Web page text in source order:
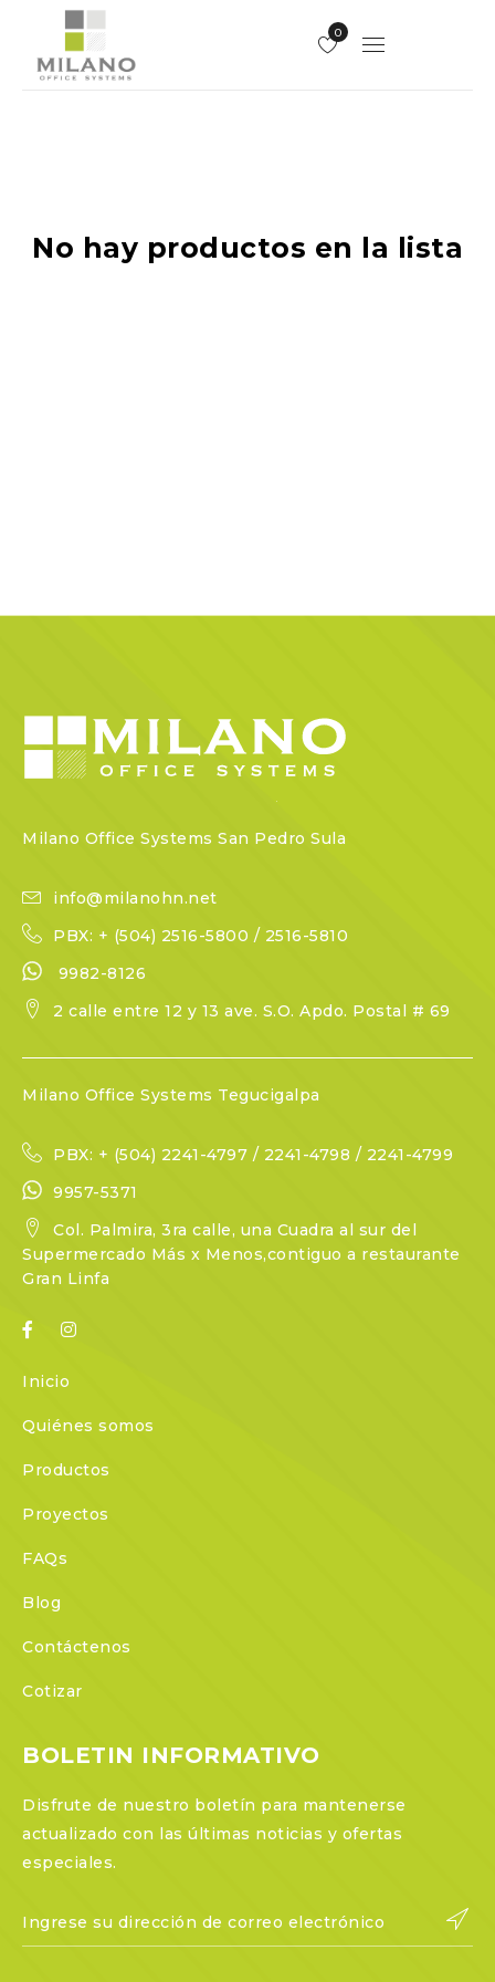
0
No hay productos en la lista
Milano Office Systems San Pedro Sula
info@milanohn.net
PBX: + (504) 2516-5800 / 2516-5810
9982-8126
2 calle entre 12 y 13 ave. S.O. Apdo. Postal # 69
Milano Office Systems Tegucigalpa
PBX: + (504) 2241-4797 / 2241-4798 / 2241-4799
9957-5371
Col. Palmira, 3ra calle, una Cuadra al sur del
Supermercado Más x Menos,contiguo a restaurante
Gran Linfa
Inicio
Quiénes somos
Productos
Proyectos
FAQs
Blog
Contáctenos
Cotizar
BOLETIN INFORMATIVO
Disfrute de nuestro boletín para mantenerse
actualizado con las últimas noticias y ofertas
especiales.